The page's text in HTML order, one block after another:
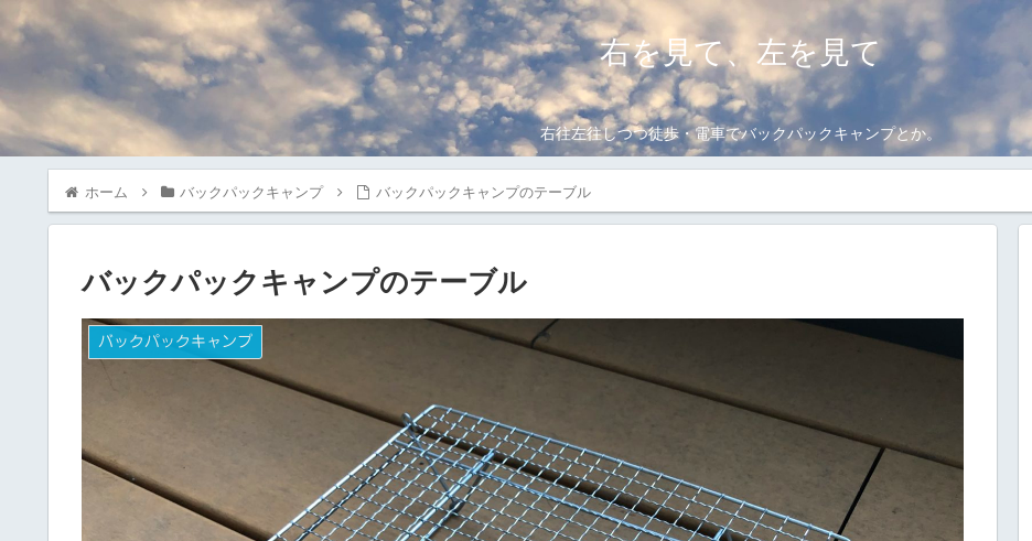
右を見て、左を見て
右往左往しつつ徒歩・電車でバックパックキャンプとか。
ホーム バックパックキャンプ バックパックキャンプのテーブル
バックパックキャンプのテーブル
バックパックキャンプ